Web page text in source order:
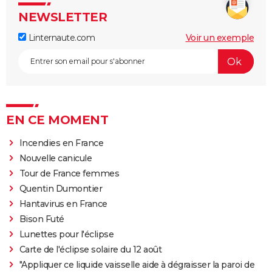
NEWSLETTER
Linternaute.com Voir un exemple
EN CE MOMENT
Incendies en France
Nouvelle canicule
Tour de France femmes
Quentin Dumontier
Hantavirus en France
Bison Futé
Lunettes pour l'éclipse
Carte de l'éclipse solaire du 12 août
"Appliquer ce liquide vaisselle aide à dégraisser la paroi de